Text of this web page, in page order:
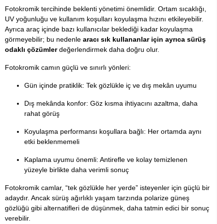
Fotokromik tercihinde beklenti yönetimi önemlidir. Ortam sıcaklığı,
UV yoğunluğu ve kullanım koşulları koyulaşma hızını etkileyebilir.
Ayrıca araç içinde bazı kullanıcılar beklediği kadar koyulaşma
görmeyebilir; bu nedenle aracı sık kullananlar için ayrıca sürüş
odaklı çözümlerdeğerlendirmek daha doğru olur.
Fotokromik camın güçlü ve sınırlı yönleri:
Gün içinde pratiklik: Tek gözlükle iç ve dış mekân uyumu
Dış mekânda konfor: Göz kısma ihtiyacını azaltma, daha
rahat görüş
Koyulaşma performansı koşullara bağlı: Her ortamda aynı
etki beklenmemeli
Kaplama uyumu önemli: Antirefle ve kolay temizlenen
yüzeyle birlikte daha verimli sonuç
Fotokromik camlar, “tek gözlükle her yerde” isteyenler için güçlü bir
adaydır. Ancak sürüş ağırlıklı yaşam tarzında polarize güneş
gözlüğü gibi alternatifleri de düşünmek, daha tatmin edici bir sonuç
verebilir.